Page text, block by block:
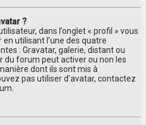
?
dans l’onglet « profil » vous
utilisant l’une des quatre
: Gravatar, galerie, distant ou
du forum peut activer ou non les
dont ils sont mis à
pas utiliser d’avatar, contactez